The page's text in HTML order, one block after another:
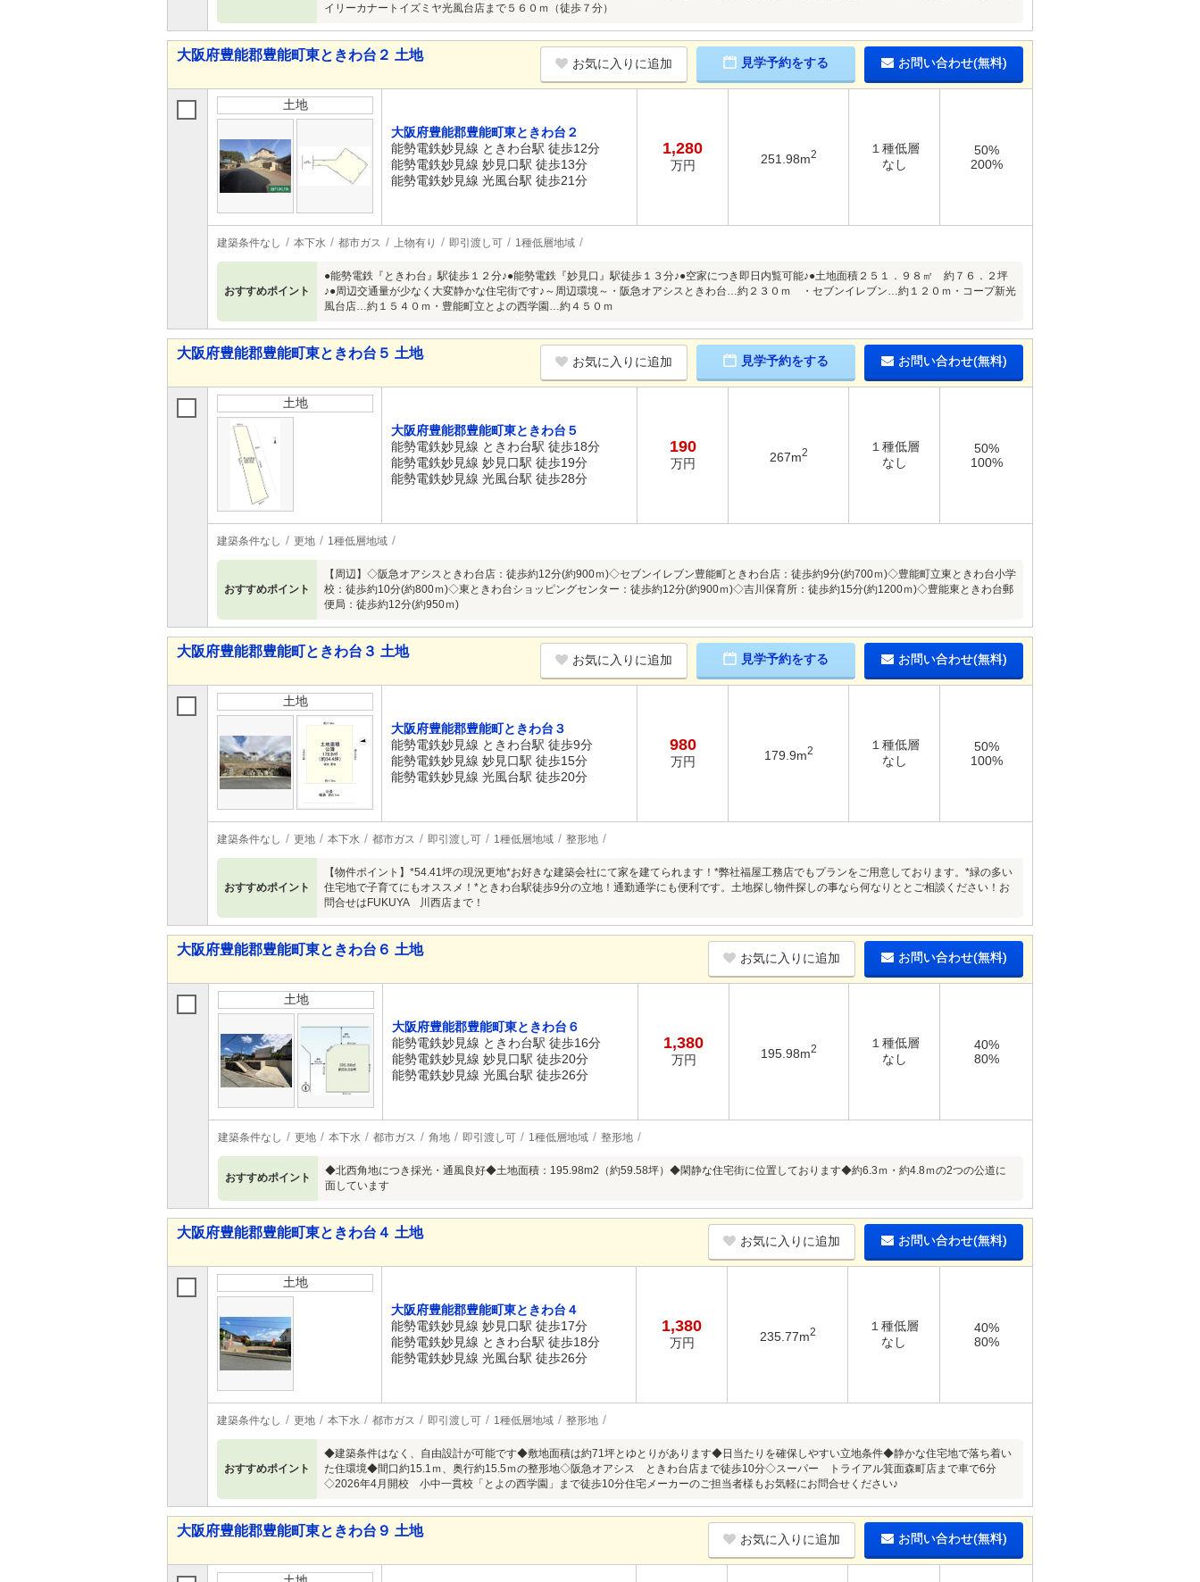
イリーカナートイズミヤ光風台店まで５６０ｍ（徒歩７分）
大阪府豊能郡豊能町東ときわ台２ 土地
お気に入りに追加 見学予約をする お問い合わせ(無料)
土地
大阪府豊能郡豊能町東ときわ台２
能勢電鉄妙見線 ときわ台駅 徒歩12分
能勢電鉄妙見線 妙見口駅 徒歩13分
能勢電鉄妙見線 光風台駅 徒歩21分
1,280
万円 251.98m2
１種低層
なし
50%
200%
建築条件なし 本下水 都市ガス 上物有り 即引渡し可 1種低層地域
おすすめポイント
●能勢電鉄『ときわ台』駅徒歩１２分♪●能勢電鉄『妙見口』駅徒歩１３分♪●空家につき即日内覧可能♪●土地面積２５１．９８㎡ 約７６．２坪
♪●周辺交通量が少なく大変静かな住宅街です♪～周辺環境～・阪急オアシスときわ台…約２３０ｍ ・セブンイレブン…約１２０ｍ・コープ新光
風台店…約１５４０ｍ・豊能町立とよの西学園…約４５０ｍ
大阪府豊能郡豊能町東ときわ台５ 土地
お気に入りに追加 見学予約をする お問い合わせ(無料)
土地
大阪府豊能郡豊能町東ときわ台５
能勢電鉄妙見線 ときわ台駅 徒歩18分
能勢電鉄妙見線 妙見口駅 徒歩19分
能勢電鉄妙見線 光風台駅 徒歩28分
190
万円 267m2
１種低層
なし
50%
100%
建築条件なし 更地 1種低層地域
おすすめポイント
【周辺】◇阪急オアシスときわ台店：徒歩約12分(約900ｍ)◇セブンイレブン豊能町ときわ台店：徒歩約9分(約700ｍ)◇豊能町立東ときわ台小学
校：徒歩約10分(約800ｍ)◇東ときわ台ショッピングセンター：徒歩約12分(約900ｍ)◇吉川保育所：徒歩約15分(約1200ｍ)◇豊能東ときわ台郵
便局：徒歩約12分(約950ｍ)
大阪府豊能郡豊能町ときわ台３ 土地
お気に入りに追加 見学予約をする お問い合わせ(無料)
土地
大阪府豊能郡豊能町ときわ台３
能勢電鉄妙見線 ときわ台駅 徒歩9分
能勢電鉄妙見線 妙見口駅 徒歩15分
能勢電鉄妙見線 光風台駅 徒歩20分
980
万円 179.9m2
１種低層
なし
50%
100%
建築条件なし 更地 本下水 都市ガス 即引渡し可 1種低層地域 整形地
おすすめポイント
【物件ポイント】*54.41坪の現況更地*お好きな建築会社にて家を建てられます！*弊社福屋工務店でもプランをご用意しております。*緑の多い
住宅地で子育てにもオススメ！*ときわ台駅徒歩9分の立地！通勤通学にも便利です。土地探し物件探しの事なら何なりととご相談ください！お
問合せはFUKUYA 川西店まで！
大阪府豊能郡豊能町東ときわ台６ 土地
お気に入りに追加 お問い合わせ(無料)
土地
大阪府豊能郡豊能町東ときわ台６
能勢電鉄妙見線 ときわ台駅 徒歩16分
能勢電鉄妙見線 妙見口駅 徒歩20分
能勢電鉄妙見線 光風台駅 徒歩26分
1,380
万円 195.98m2
１種低層
なし
40%
80%
建築条件なし 更地 本下水 都市ガス 角地 即引渡し可 1種低層地域 整形地
おすすめポイント
◆北西角地につき採光・通風良好◆土地面積：195.98m2（約59.58坪）◆閑静な住宅街に位置しております◆約6.3ｍ・約4.8ｍの2つの公道に
面しています
大阪府豊能郡豊能町東ときわ台４ 土地
お気に入りに追加 お問い合わせ(無料)
土地
大阪府豊能郡豊能町東ときわ台４
能勢電鉄妙見線 妙見口駅 徒歩17分
能勢電鉄妙見線 ときわ台駅 徒歩18分
能勢電鉄妙見線 光風台駅 徒歩26分
1,380
万円 235.77m2
１種低層
なし
40%
80%
建築条件なし 更地 本下水 都市ガス 即引渡し可 1種低層地域 整形地
おすすめポイント
◆建築条件はなく、自由設計が可能です◆敷地面積は約71坪とゆとりがあります◆日当たりを確保しやすい立地条件◆静かな住宅地で落ち着い
た住環境◆間口約15.1ｍ、奥行約15.5ｍの整形地◇阪急オアシス ときわ台店まで徒歩10分◇スーパー トライアル箕面森町店まで車で6分
◇2026年4月開校 小中一貫校「とよの西学園」まで徒歩10分住宅メーカーのご担当者様もお気軽にお問合せください♪
大阪府豊能郡豊能町東ときわ台９ 土地
お気に入りに追加 お問い合わせ(無料)